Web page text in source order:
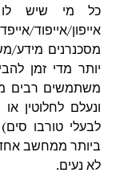
כל מי שיש
אייפון/אייפוד/
מסכנרנים מידע/
יותר מדי זמן
משתמשים רבים
ונעלם לחלוטין
לבעלי טורבו
ביותר ממחשב אחד
לא נעים.